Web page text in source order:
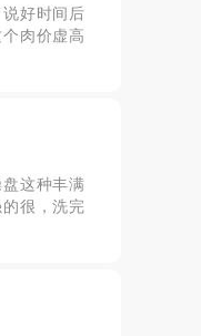
好时间后
肉价虚高
最高的。
沐浴时就
这种丰满
很，洗完
务不机
蛋蛋 深喉